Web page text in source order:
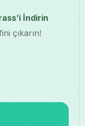
İndirin
çıkarın!